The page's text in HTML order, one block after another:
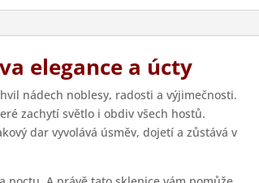
elegance a úcty
nádech noblesy, radosti a výjimečnosti.
zachytí světlo i obdiv všech hostů.
dar vyvolává úsměv, dojetí a zůstává v